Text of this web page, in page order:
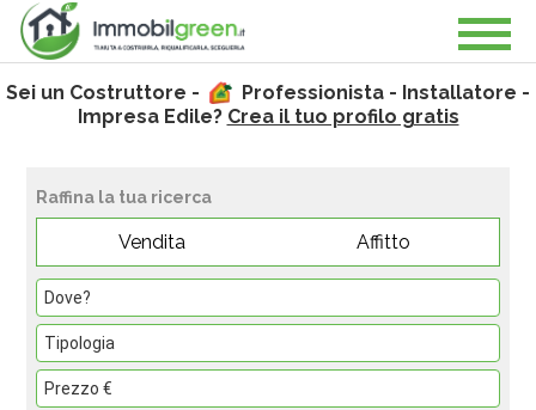
Sei un Costruttore -
Professionista - Installatore -
Impresa Edile? Crea il tuo profilo gratis
Raffina la tua ricerca
Vendita Affitto